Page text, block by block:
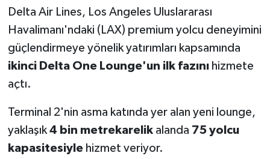
Delta Air Lines, Los Angeles Uluslararası
Havalimanı'ndaki (LAX) premium yolcu deneyimini
güçlendirmeye yönelik yatırımları kapsamında
ikinci Delta One Lounge'un ilk fazınıhizmete
açtı.
Terminal 2'nin asma katında yer alan yeni lounge,
yaklaşık4 bin metrekarelikalanda 75 yolcu
kapasitesiylehizmet veriyor.